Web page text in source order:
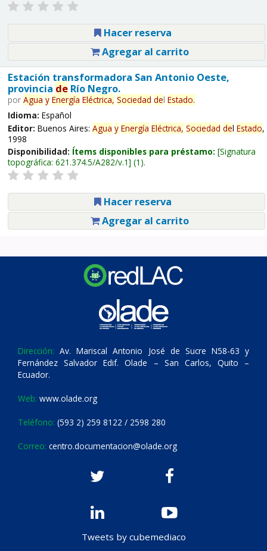
Hacer reserva
Agregar al carrito
Estación transformadora San Antonio Oeste,
provincia deRío Negro.
por Agua y Energía Eléctrica, Sociedad del Estado.
Idioma: Español
Editor: Buenos Aires: Agua y Energía Eléctrica, Sociedad del Estado,
1998
Disponibilidad: Ítems disponibles para préstamo: Signatura
topográfica: 621.374.5/A282/v.1 (1).
Hacer reserva
Agregar al carrito
Dirección: Av. Mariscal Antonio José de Sucre N58-63 y
Fernández Salvador Edif. Olade – San Carlos, Quito –
Ecuador.
Web: www.olade.org
Teléfono: (593 2) 259 8122 / 2598 280
Correo: centro.documentacion@olade.org
Tweets by cubemediaco